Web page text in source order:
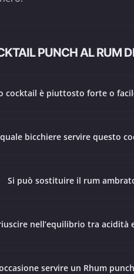
PUNCH AL RUM
cocktail è piuttosto forte o
bicchiere servire questo
Si può sostituire il rum
nell’equilibrio tra acidità
servire un Rhum